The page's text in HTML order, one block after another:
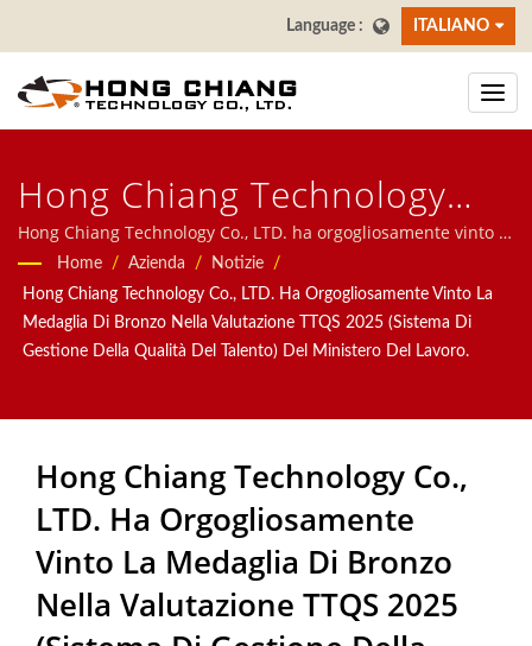
ITALIANO
Hong Chiang Technology
Co., LTD. Ha Vinto Con
Orgoglio La Medaglia Di
Bronzo Nella Valutazione
Della Qualità Dei Talenti)
2025 Da Parte Del Ministero
Del Lavoro. | Nastro
Trasportatore Per Sushi Bar
- Produttore Di Nastri Per La
Hong Chiang Technology Co., LTD. ha orgogliosamente vinto la
Medaglia di Bronzo nella valutazione TTQS 2025 (Sistema di
Gestione della Qualità del Talento) del Ministero del Lavoro.Ci
concentriamo su Sistemi Automatici per ristoranti, inclusi
Robot per Consegna Cibo, sistema Treno Proiettile, Sistema a
Macchina per Sushi, Sistema di Consegna Cibo Personalizzato
e Stoviglie. Benvenuti a contattarci.
Home / Azienda / Notizie
/
Hong Chiang Technology Co., LTD. Ha Orgogliosamente Vinto La
Medaglia Di Bronzo Nella Valutazione TTQS 2025 (Sistema Di
Gestione Della Qualità Del Talento) Del Ministero Del Lavoro.
Hong Chiang Technology Co.,
LTD. Ha Orgogliosamente
Vinto La Medaglia Di Bronzo
Nella Valutazione TTQS 2025